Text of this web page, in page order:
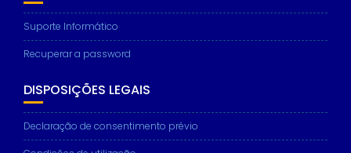
Suporte Informático
Recuperar a password
DISPOSIÇÕES LEGAIS
Declaração de consentimento prévio